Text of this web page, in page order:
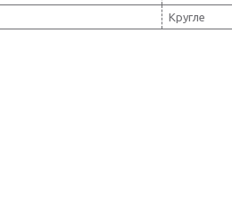
Кругле